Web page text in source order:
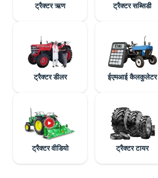
ट्रैक्टर ऋण ट्रैक्टर सब्सिडी
ट्रैक्टर डीलर ईएमआई कैलकुलेटर
ट्रैक्टर वीडियो ट्रैक्टर टायर